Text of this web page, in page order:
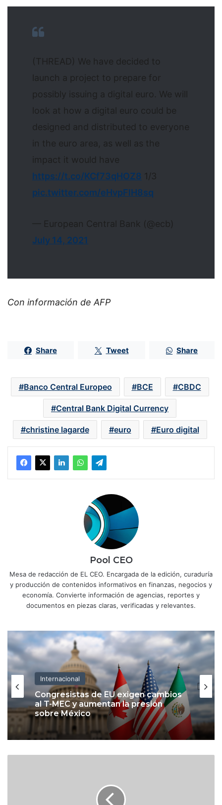
(THREAD) We have decided to
launch a project to prepare for
possibly issuing a digital euro. We will
look at how a digital euro could be
designed and distributed to everyone
in the euro area, as well as the
impact it would have
https://t.co/KCf73qHOZ8 1/3
pic.twitter.com/eHvpFlH8sq
— European Central Bank (@ecb)
July 14, 2021
Con información de AFP
Share Tweet Share
Banco Central Europeo BCE CBDC
Central Bank Digital Currency
christine lagarde euro Euro digital
Pool CEO
Mesa de redacción de EL CEO. Encargada de la edición, curaduría
y producción de contenidos informativos en finanzas, negocios y
economía. Convierte información de agencias, reportes y
documentos en piezas claras, verificadas y relevantes.
Internacional
Congresistas de EU exigen cambios
al T-MEC y aumentan la presión
sobre México